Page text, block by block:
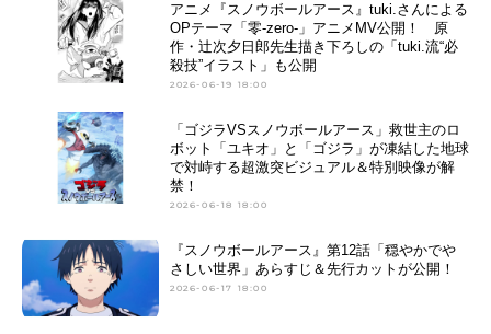
アニメ『スノウボールアース』tuki.さんによる
OPテーマ「零-zero-」アニメMV公開！ 原
作・辻次夕日郎先生描き下ろしの「tuki.流“必
殺技”イラスト」も公開
2026-06-19 18:00
「ゴジラVSスノウボールアース」救世主のロ
ボット「ユキオ」と「ゴジラ」が凍結した地球
で対峙する超激突ビジュアル＆特別映像が解
禁！
2026-06-18 18:00
『スノウボールアース』第12話「穏やかでや
さしい世界」あらすじ＆先行カットが公開！
2026-06-17 18:00